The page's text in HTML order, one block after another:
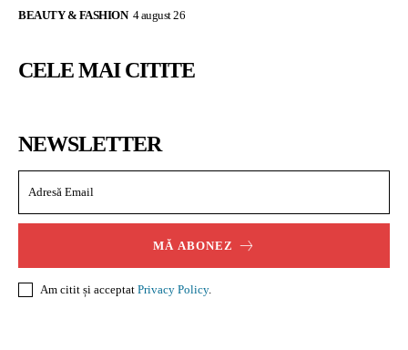
BEAUTY & FASHION 4 august 26
CELE MAI CITITE
NEWSLETTER
MĂ ABONEZ
Am citit și acceptat Privacy Policy.